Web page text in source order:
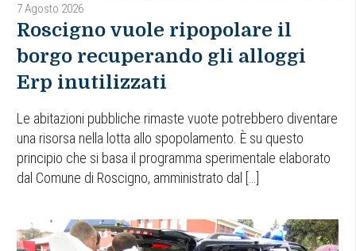
7 Agosto 2026
Roscigno vuole ripopolare il
borgo recuperando gli alloggi
Erp inutilizzati
Le abitazioni pubbliche rimaste vuote potrebbero diventare
una risorsa nella lotta allo spopolamento. È su questo
principio che si basa il programma sperimentale elaborato
dal Comune di Roscigno, amministrato dal […]